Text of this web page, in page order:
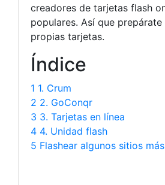
creadores de tarjetas flash
populares. Así que
propias tarjetas.
Índice
1 1. Crum
2 2. GoConqr
3 3. Tarjetas en línea
4 4. Unidad flash
5 Flashear algunos sitios más